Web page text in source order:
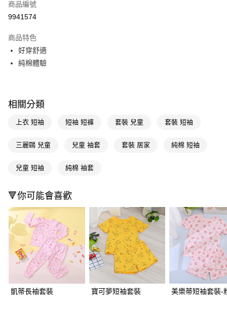
信用卡一次付款
LINE Pay
Apple Pay
悠遊付
Google Pay
AFTEE先享後付
【關於「AFTEE先享後付」】
１．簡單：不需註冊會員、不需綁卡、不需儲值。
２．便利：只要手機號碼，簡訊認證，即可結帳。
３．安心：先確認商品／服務後，再付款。
【「AFTEE先享後付」結帳流程】
１．於結帳方式選擇「AFTEE先享後付」後，將跳轉至「AFTEE先享後付」
結帳頁面，進行簡訊認證並確認金額後，即可完成結帳。
２．訂單成立數日內，您將收到繳費通知簡訊。
３．收到繳費通知簡訊後14天內，點擊此簡訊中的連結，可透過四大超商／
ATM／網路銀行／等多元方式進行付款，方視為交易完成。
※ 請注意：結帳手續完成當下不需立刻繳費，但若您需要取消訂單，請聯絡
購買商品的店家。未經商家同意取消之訂單仍視為有效，需透過AFTEE先享
即享券
運送方式
全家取貨付款
每筆NT$65，滿NT$390(含以上)免運費
付款後全家取貨
每筆NT$65，滿NT$390(含以上)免運費
萊爾富取貨付款
每筆NT$65，滿NT$490(含以上)免運費
商品編號
9941574
商品特色
好穿舒適
純棉體驗
相關分類
上衣 短袖 短袖 短褲 套裝 兒童 套裝 短袖
三麗鷗 兒童 兒童 袖套 套裝 居家 純棉 短袖
兒童 短袖 純棉 袖套
🔻你可能會喜歡
凱蒂長袖套裝 寶可夢短袖套裝 美樂蒂短袖套裝-